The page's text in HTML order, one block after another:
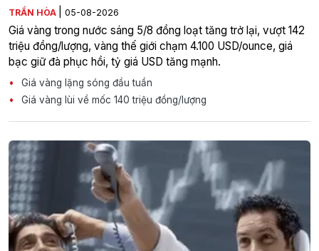
TRẦN HÒA 05-08-2026
Giá vàng trong nước sáng 5/8 đồng loạt tăng trở lại, vượt 142
triệu đồng/lượng, vàng thế giới chạm 4.100 USD/ounce, giá
bạc giữ đà phục hồi, tỷ giá USD tăng mạnh.
Giá vàng lặng sóng đầu tuần
Giá vàng lùi về mốc 140 triệu đồng/lượng